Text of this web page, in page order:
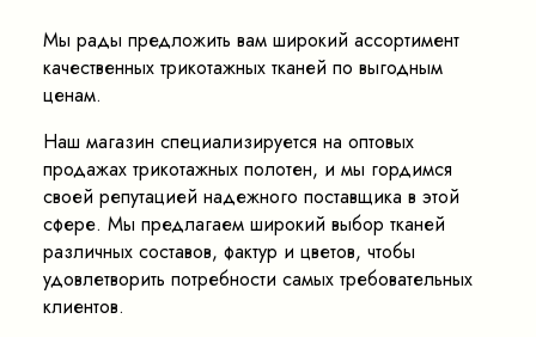
Мы рады предложить вам широкий ассортимент
качественных трикотажных тканей по выгодным
ценам.
Наш магазин специализируется на оптовых
продажах трикотажных полотен, и мы гордимся
своей репутацией надежного поставщика в этой
сфере. Мы предлагаем широкий выбор тканей
различных составов, фактур и цветов, чтобы
удовлетворить потребности самых требовательных
клиентов.